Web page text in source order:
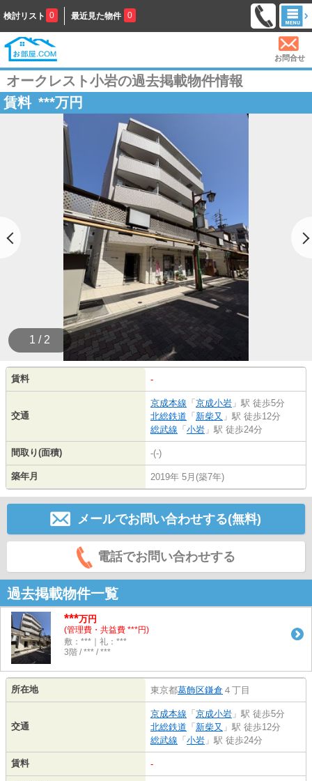
検討リスト 0 最近見た物件 0
お問合せ
オークレスト小岩の過去掲載物件情報
賃料 ***万円
1 / 2
賃料 -
交通
京成本線 「 京成小岩 」駅 徒歩5分
北総鉄道 「 新柴又 」駅 徒歩12分
総武線 「 小岩 」駅 徒歩24分
間取り(面積) -(-)
築年月 2019年 5月(築7年)
メールでお問い合わせする(無料)
電話でお問い合わせする
過去掲載物件一覧
***万円
(管理費・共益費 ***円)
敷：***｜礼：***
3階 / *** / ***
所在地 東京都葛飾区鎌倉 ４丁目
交通
京成本線 「 京成小岩 」駅 徒歩5分
北総鉄道 「 新柴又 」駅 徒歩12分
総武線 「 小岩 」駅 徒歩24分
賃料 -